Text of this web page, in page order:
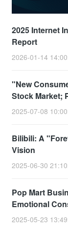
2025 Internet
Report
2026-01-14
"New
Stock Market;
High
2025-07-08
Bilibili: A
Vision
2025-06-30
Pop Mart
Emotional
2025-05-23